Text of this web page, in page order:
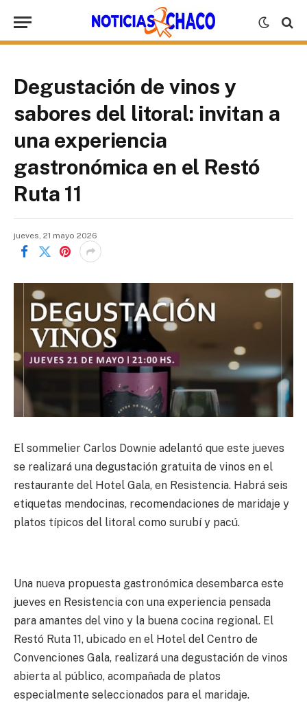
Degustación de vinos y
sabores del litoral: invitan a
una experiencia
gastronómica en el Restó
Ruta 11
jueves, 21 mayo 2026
El sommelier Carlos Downie adelantó que este jueves
se realizará una degustación gratuita de vinos en el
restaurante del Hotel Gala, en Resistencia. Habrá seis
etiquetas mendocinas, recomendaciones de maridaje y
platos típicos del litoral como surubí y pacú.
Una nueva propuesta gastronómica desembarca este
jueves en Resistencia con una experiencia pensada
para amantes del vino y la buena cocina regional. El
Restó Ruta 11, ubicado en el Hotel del Centro de
Convenciones Gala, realizará una degustación de vinos
abierta al público, acompañada de platos
especialmente seleccionados para el maridaje.